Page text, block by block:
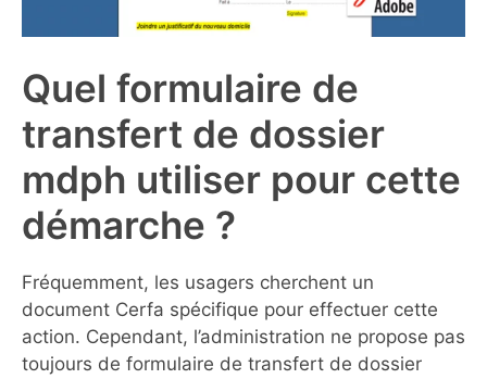
Quel formulaire de
transfert de dossier
mdph utiliser pour cette
démarche ?
Fréquemment, les usagers cherchent un
document Cerfa spécifique pour effectuer cette
action. Cependant, l’administration ne propose pas
toujours de formulaire de transfert de dossier